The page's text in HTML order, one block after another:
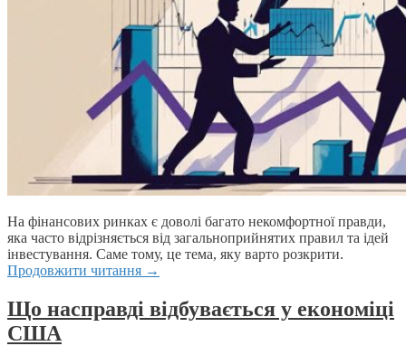
На фінансових ринках є доволі багато некомфортної правди,
яка часто відрізняється від загальноприйнятих правил та ідей
інвестування. Саме тому, це тема, яку варто розкрити.
Продовжити читання →
Що насправді відбувається у економіці
США